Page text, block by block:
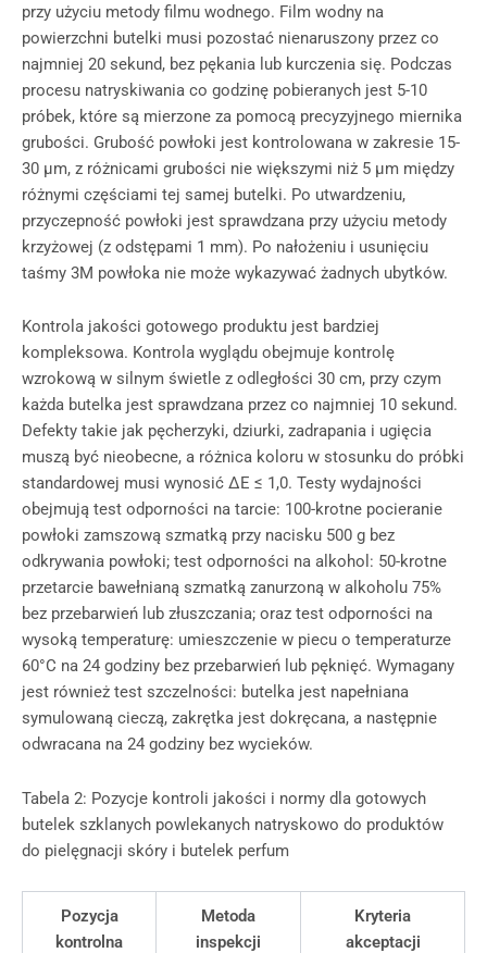
przy użyciu metody filmu wodnego. Film wodny na
powierzchni butelki musi pozostać nienaruszony przez co
najmniej 20 sekund, bez pękania lub kurczenia się. Podczas
procesu natryskiwania co godzinę pobieranych jest 5-10
próbek, które są mierzone za pomocą precyzyjnego miernika
grubości. Grubość powłoki jest kontrolowana w zakresie 15-
30 μm, z różnicami grubości nie większymi niż 5 μm między
różnymi częściami tej samej butelki. Po utwardzeniu,
przyczepność powłoki jest sprawdzana przy użyciu metody
krzyżowej (z odstępami 1 mm). Po nałożeniu i usunięciu
taśmy 3M powłoka nie może wykazywać żadnych ubytków.
Kontrola jakości gotowego produktu jest bardziej
kompleksowa. Kontrola wyglądu obejmuje kontrolę
wzrokową w silnym świetle z odległości 30 cm, przy czym
każda butelka jest sprawdzana przez co najmniej 10 sekund.
Defekty takie jak pęcherzyki, dziurki, zadrapania i ugięcia
muszą być nieobecne, a różnica koloru w stosunku do próbki
standardowej musi wynosić ΔE ≤ 1,0. Testy wydajności
obejmują test odporności na tarcie: 100-krotne pocieranie
powłoki zamszową szmatką przy nacisku 500 g bez
odkrywania powłoki; test odporności na alkohol: 50-krotne
przetarcie bawełnianą szmatką zanurzoną w alkoholu 75%
bez przebarwień lub złuszczania; oraz test odporności na
wysoką temperaturę: umieszczenie w piecu o temperaturze
60°C na 24 godziny bez przebarwień lub pęknięć. Wymagany
jest również test szczelności: butelka jest napełniana
symulowaną cieczą, zakrętka jest dokręcana, a następnie
odwracana na 24 godziny bez wycieków.
Tabela 2: Pozycje kontroli jakości i normy dla gotowych
butelek szklanych powlekanych natryskowo do produktów
do pielęgnacji skóry i butelek perfum
Pozycja
kontrolna
Metoda
inspekcji
Kryteria
akceptacji